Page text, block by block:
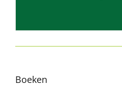
Boeken